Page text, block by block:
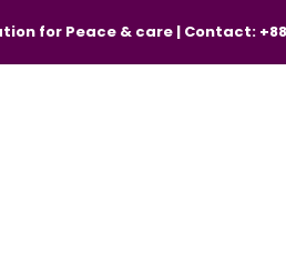
for Peace & care | Contact: